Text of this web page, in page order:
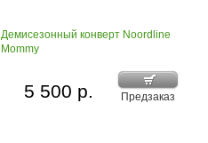
Демисезонный конверт Noordline
Mommy
Предзаказ
5 500 р.